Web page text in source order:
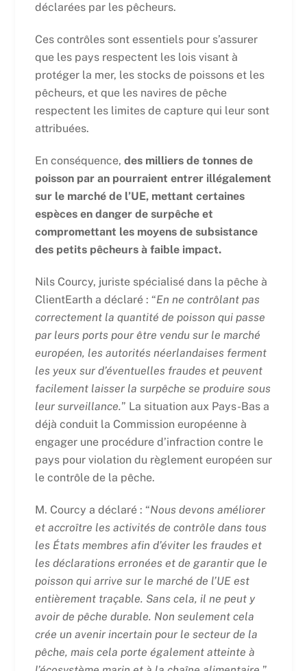
déclarées par les pêcheurs.
Ces contrôles sont essentiels pour s’assurer
que les pays respectent les lois visant à
protéger la mer, les stocks de poissons et les
pêcheurs, et que les navires de pêche
respectent les limites de capture qui leur sont
attribuées.
En conséquence, des milliers de tonnes de
poisson par an pourraient entrer illégalement
sur le marché de l’UE, mettant certaines
espèces en danger de surpêche et
compromettant les moyens de subsistance
des petits pêcheurs à faible impact.
Nils Courcy, juriste spécialisé dans la pêche à
ClientEarth a déclaré : “En ne contrôlant pas
correctement la quantité de poisson qui passe
par leurs ports pour être vendu sur le marché
européen, les autorités néerlandaises ferment
les yeux sur d’éventuelles fraudes et peuvent
facilement laisser la surpêche se produire sous
leur surveillance.” La situation aux Pays-Bas a
déjà conduit la Commission européenne à
engager une procédure d’infraction contre le
pays pour violation du règlement européen sur
le contrôle de la pêche.
M. Courcy a déclaré : “Nous devons améliorer
et accroître les activités de contrôle dans tous
les États membres afin d’éviter les fraudes et
les déclarations erronées et de garantir que le
poisson qui arrive sur le marché de l’UE est
entièrement traçable. Sans cela, il ne peut y
avoir de pêche durable. Non seulement cela
crée un avenir incertain pour le secteur de la
pêche, mais cela porte également atteinte à